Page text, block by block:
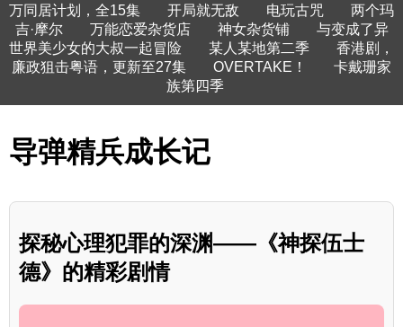
万同居计划，全15集
开局就无敌 电玩古咒
两个玛
吉·摩尔
万能恋爱杂货店 神女杂货铺
与变成了异
世界美少女的大叔一起冒险
某人某地第二季
香港剧，
廉政狙击粤语，更新至27集
OVERTAKE！
卡戴珊家
族第四季
导弹精兵成长记
探秘心理犯罪的深渊——《神探伍士
德》的精彩剧情